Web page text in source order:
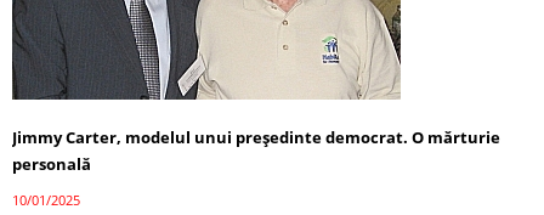
Jimmy Carter, modelul unui președinte democrat. O mărturie
personală
10/01/2025